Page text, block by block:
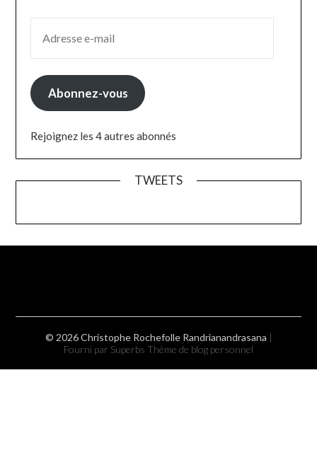
Abonnez-vous
Rejoignez les 4 autres abonnés
TWEETS
© 2026 Christophe Rochefolle Randrianandrasana |
Fourni par Superbs Thème de blog personnel